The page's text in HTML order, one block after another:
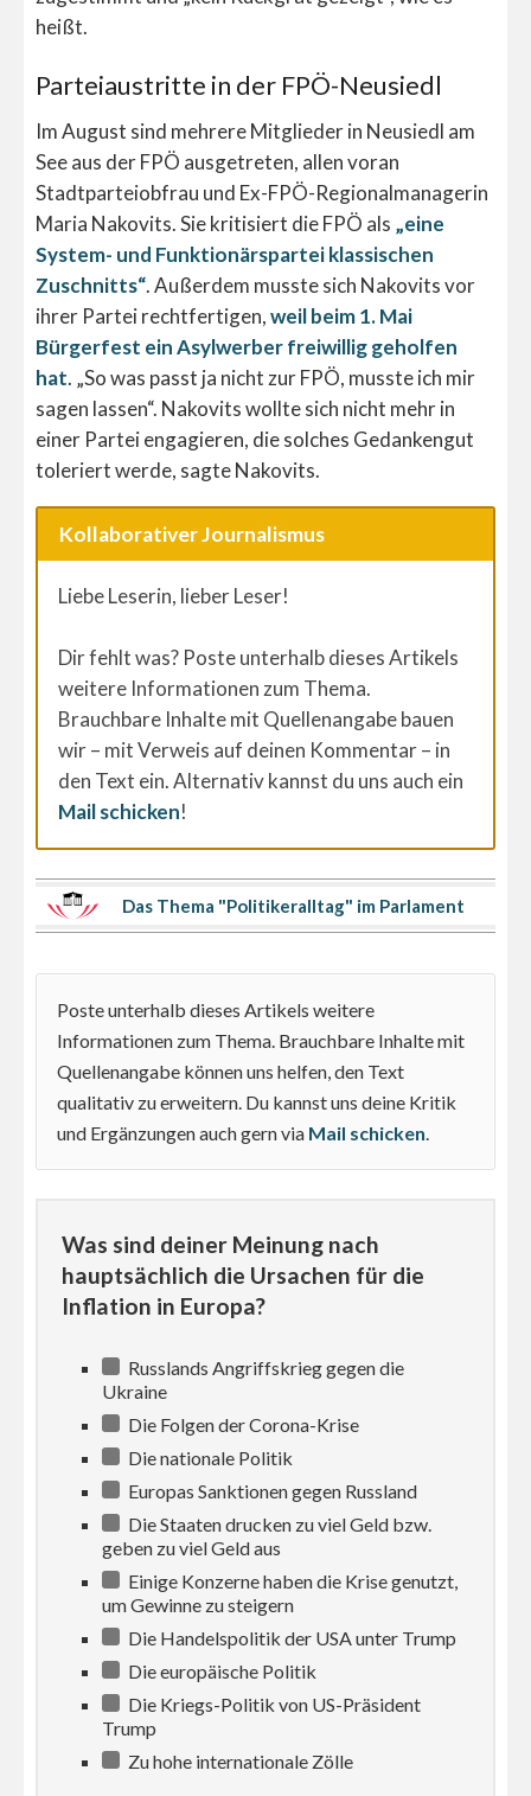
heißt.
Parteiaustritte in der FPÖ-Neusiedl
Im August sind mehrere Mitglieder in Neusiedl am
See aus der FPÖ ausgetreten, allen voran
Stadtparteiobfrau und Ex-FPÖ-Regionalmanagerin
Maria Nakovits. Sie kritisiert die FPÖ als „eine
System- und Funktionärspartei klassischen
Zuschnitts“. Außerdem musste sich Nakovits vor
ihrer Partei rechtfertigen,weil beim 1. Mai
Bürgerfest ein Asylwerber freiwillig geholfen
hat. „So was passt ja nicht zur FPÖ, musste ich mir
sagen lassen“. Nakovits wollte sich nicht mehr in
einer Partei engagieren, die solches Gedankengut
toleriert werde, sagte Nakovits.
Kollaborativer Journalismus
Liebe Leserin, lieber Leser!
Dir fehlt was? Poste unterhalb dieses Artikels
weitere Informationen zum Thema.
Brauchbare Inhalte mit Quellenangabe bauen
wir – mit Verweis auf deinen Kommentar – in
den Text ein. Alternativ kannst du uns auch ein
Mail schicken!
Das Thema "Politikeralltag" im Parlament
Poste unterhalb dieses Artikels weitere
Informationen zum Thema. Brauchbare Inhalte mit
Quellenangabe können uns helfen, den Text
qualitativ zu erweitern. Du kannst uns deine Kritik
und Ergänzungen auch gern via Mail schicken.
Was sind deiner Meinung nach
hauptsächlich die Ursachen für die
Inflation in Europa?
Russlands Angriffskrieg gegen die
Ukraine
Die Folgen der Corona-Krise
Die nationale Politik
Europas Sanktionen gegen Russland
Die Staaten drucken zu viel Geld bzw.
geben zu viel Geld aus
Einige Konzerne haben die Krise genutzt,
um Gewinne zu steigern
Die Handelspolitik der USA unter Trump
Die europäische Politik
Die Kriegs-Politik von US-Präsident
Trump
Zu hohe internationale Zölle